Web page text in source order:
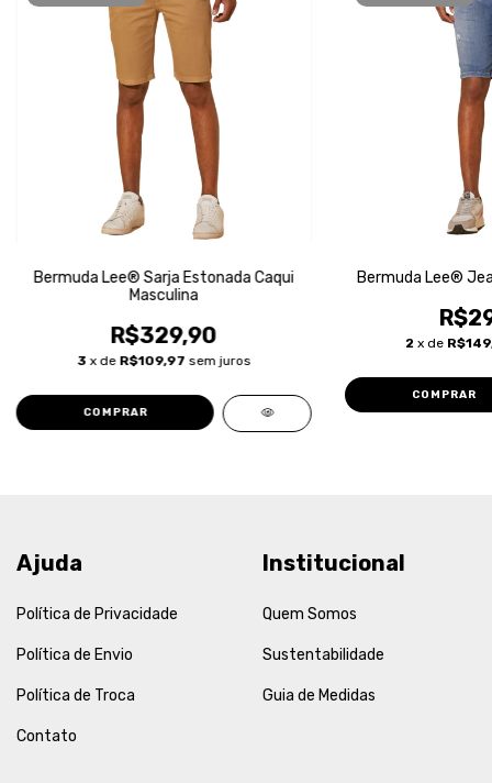
Bermuda Lee® Sarja Estonada Caqui
Masculina
R$329,90
3 x de R$109,97 sem juros
COMPRAR
Bermuda Lee®
2 x de
COMPRAR
Ajuda
Política de Privacidade
Política de Envio
Política de Troca
Contato
Institucional
Quem Somos
Sustentabilidade
Guia de Medidas